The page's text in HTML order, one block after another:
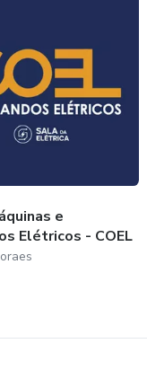
e
Elétricos - COEL